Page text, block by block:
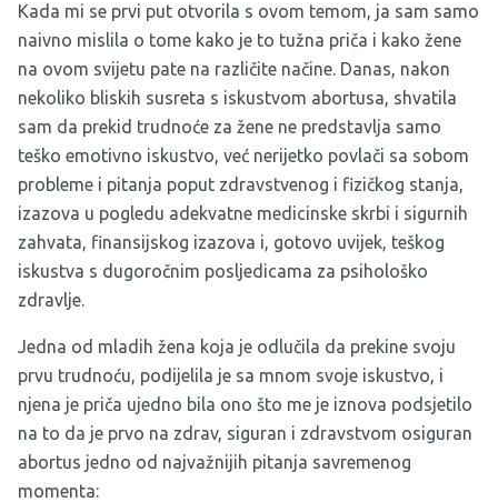
Kada mi se prvi put otvorila s ovom temom, ja sam samo
naivno mislila o tome kako je to tužna priča i kako žene
na ovom svijetu pate na različite načine. Danas, nakon
nekoliko bliskih susreta s iskustvom abortusa, shvatila
sam da prekid trudnoće za žene ne predstavlja samo
teško emotivno iskustvo, već nerijetko povlači sa sobom
probleme i pitanja poput zdravstvenog i fizičkog stanja,
izazova u pogledu adekvatne medicinske skrbi i sigurnih
zahvata, finansijskog izazova i, gotovo uvijek, teškog
iskustva s dugoročnim posljedicama za psihološko
zdravlje.
Jedna od mladih žena koja je odlučila da prekine svoju
prvu trudnoću, podijelila je sa mnom svoje iskustvo, i
njena je priča ujedno bila ono što me je iznova podsjetilo
na to da je prvo na zdrav, siguran i zdravstvom osiguran
abortus jedno od najvažnijih pitanja savremenog
momenta: